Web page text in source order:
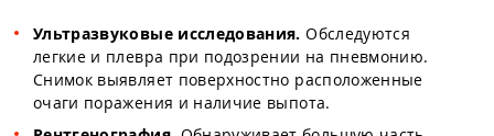
Ультразвуковые исследования. Обследуются
легкие и плевра при подозрении на пневмонию.
Снимок выявляет поверхностно расположенные
очаги поражения и наличие выпота.